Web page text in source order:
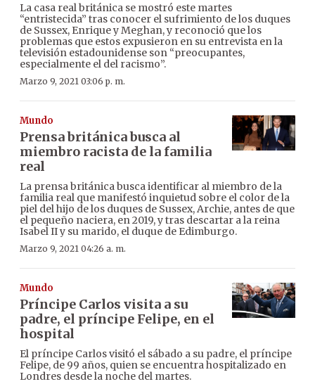
La casa real británica se mostró este martes
“entristecida” tras conocer el sufrimiento de los duques
de Sussex, Enrique y Meghan, y reconoció que los
problemas que estos expusieron en su entrevista en la
televisión estadounidense son “preocupantes,
especialmente el del racismo”.
Marzo 9, 2021 03:06 p. m.
Mundo
Prensa británica busca al
miembro racista de la familia
real
La prensa británica busca identificar al miembro de la
familia real que manifestó inquietud sobre el color de la
piel del hijo de los duques de Sussex, Archie, antes de que
el pequeño naciera, en 2019, y tras descartar a la reina
Isabel II y su marido, el duque de Edimburgo.
Marzo 9, 2021 04:26 a. m.
Mundo
Príncipe Carlos visita a su
padre, el príncipe Felipe, en el
hospital
El príncipe Carlos visitó el sábado a su padre, el príncipe
Felipe, de 99 años, quien se encuentra hospitalizado en
Londres desde la noche del martes.